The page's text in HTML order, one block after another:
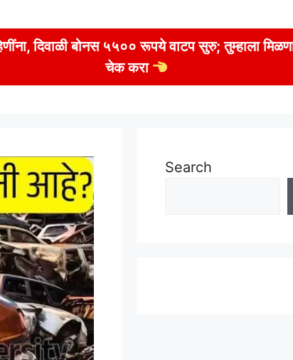
दिवाळी बोनस ५५०० रूपये वाटप सुरु; तुम्हाला
चेक करा
Search